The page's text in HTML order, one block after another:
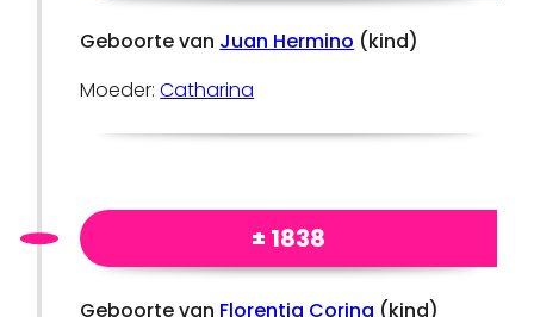
Geboorte van Juan Hermino (kind)
Moeder:Catharina
± 1838
Geboorte van Florentia Corina (kind)